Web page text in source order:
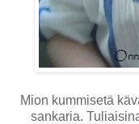
Mion kummisetä
sankaria.